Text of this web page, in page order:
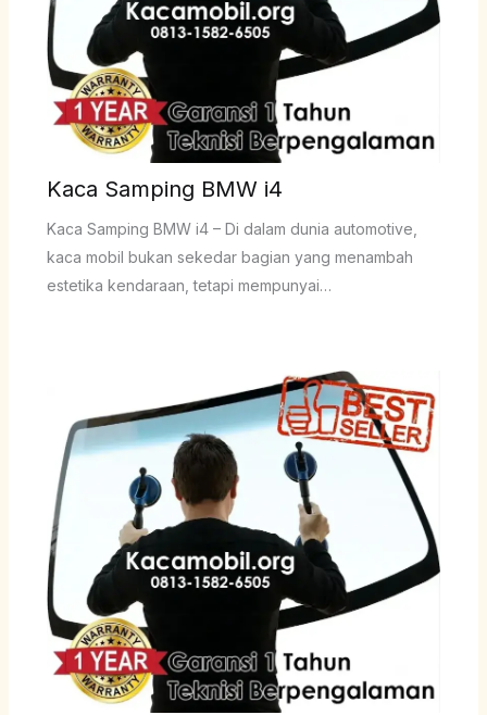
Kaca Samping BMW i4
Kaca Samping BMW i4 – Di dalam dunia automotive,
kaca mobil bukan sekedar bagian yang menambah
estetika kendaraan, tetapi mempunyai…